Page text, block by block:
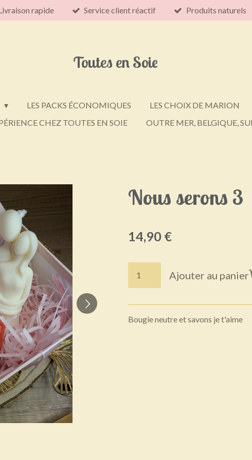
rapide Service client réactif Produits naturels
Toutes en Soie
LES PACKS ÉCONOMIQUES LES CHOIX DE MARION
CHEZ TOUTES EN SOIE OUTRE MER, BELGIQUE,
Nous serons 3
14,90 €
Ajouter au panier
Bougie neutre et savons je t'aime